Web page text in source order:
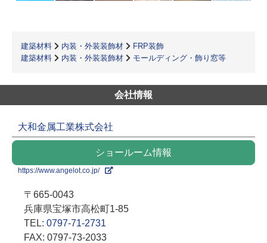
建築材料 内装・外装装飾材
FRP装飾
建築材料
内装・外装装飾材 モールディング・飾り窓等
会社情報
大和金属工業株式会社
ショールーム情報
https://www.angelot.co.jp/
〒665-0043
兵庫県宝塚市高松町1-85
TEL: 0797-71-2731
FAX: 0797-73-2033